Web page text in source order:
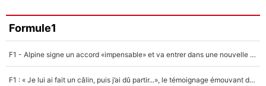
Formule1
F1 - Alpine signe un accord «impensable» et va entrer dans une nouvelle dimension : Grande nouvelle pour Pierre Gasly !
F1 : « Je lui ai fait un câlin, puis j’ai dû partir...», le témoignage émouvant de Max Verstappen sur sa fille